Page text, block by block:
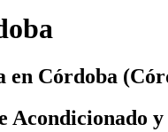
en Córdoba